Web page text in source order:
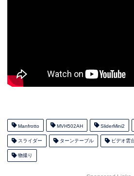
Manfrotto MVH502AH SliderMini2
スライダー ターンテーブル ビデオ雲
物撮り